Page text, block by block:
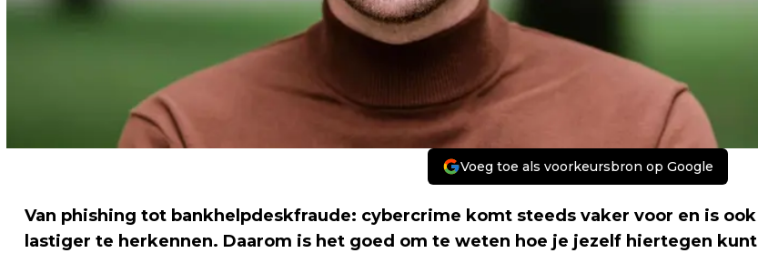
Voeg toe als voorkeursbron op Google
Van phishing tot bankhelpdeskfraude: cybercrime komt steeds vaker voor en is ook
lastiger te herkennen. Daarom is het goed om te weten hoe je jezelf hiertegen kunt